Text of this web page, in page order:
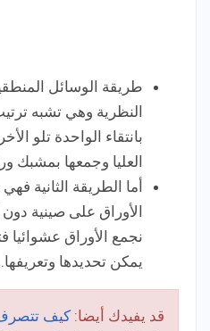
طريقة الوسائل
النظرية وهي تشبه
بانتقاء الواحدة تلو
العليا وجمعها بمشبك
أما الطريقة
الأوراق على صينية
نجمع الأوراق
يمكن تحديدها وتعريفها.
قد يفيدك أيضا: كيف